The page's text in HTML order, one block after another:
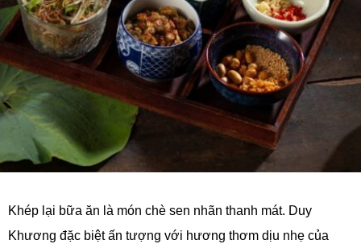
Khép lại bữa ăn là món chè sen nhãn thanh mát. Duy
Khương đặc biệt ấn tượng với hương thơm dịu nhẹ của